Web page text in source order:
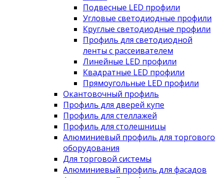
Подвесные LED профили
Угловые светодиодные профили
Круглые светодиодные профили
Профиль для светодиодной
ленты с рассеивателем
Линейные LED профили
Квадратные LED профили
Прямоугольные LED профили
Окантовочный профиль
Профиль для дверей купе
Профиль для стеллажей
Профиль для столешницы
Алюминиевый профиль для торгового
оборудования
Для торговой системы
Алюминиевый профиль для фасадов